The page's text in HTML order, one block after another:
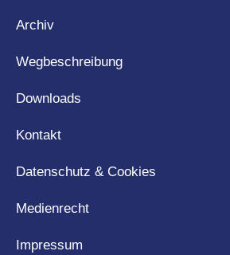
Archiv
Wegbeschreibung
Downloads
Kontakt
Datenschutz & Cookies
Medienrecht
Impressum